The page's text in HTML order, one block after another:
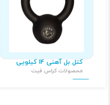
کتل بل آهنی 14 کیلویی
محصولات کراس فیت